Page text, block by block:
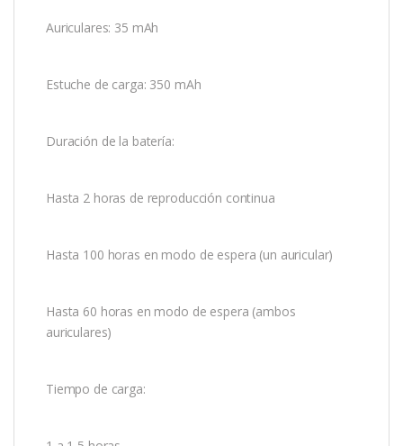
Auriculares: 35 mAh
Estuche de carga: 350 mAh
Duración de la batería:
Hasta 2 horas de reproducción continua
Hasta 100 horas en modo de espera (un auricular)
Hasta 60 horas en modo de espera (ambos
auriculares)
Tiempo de carga: